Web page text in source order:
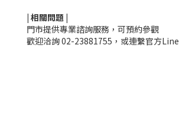
| 相關問題 |
門市提供專業諮詢服務，可預約參觀
歡迎洽詢02-23881755， 或連繫官方Line